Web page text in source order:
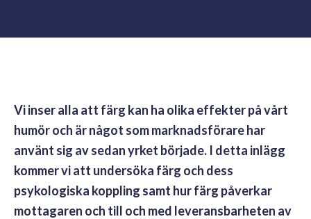
Vi inser alla att färg kan ha olika effekter på vårt
humör och är något som marknadsförare har
använt sig av sedan yrket började. I detta inlägg
kommer vi att undersöka färg och dess
psykologiska koppling samt hur färg påverkar
mottagaren och till och med leveransbarheten av